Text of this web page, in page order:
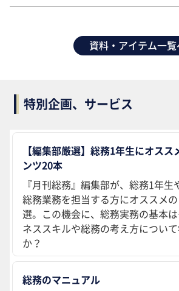
資料・アイテム一覧
特別企画、サービス
【編集部厳選】総務1年生にオスス
ンツ20本
『月刊総務』編集部が、総務1年生
総務業務を担当する方にオススメ
選。この機会に、総務実務の基本
ネススキルや総務の考え方につい
か？
総務のマニュアル